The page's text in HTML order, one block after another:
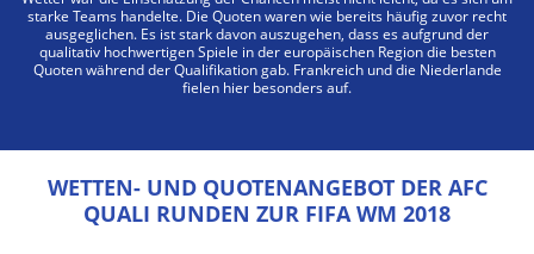
starke Teams handelte. Die Quoten waren wie bereits häufig zuvor recht
ausgeglichen. Es ist stark davon auszugehen, dass es aufgrund der
qualitativ hochwertigen Spiele in der europäischen Region die besten
Quoten während der Qualifikation gab. Frankreich und die Niederlande
fielen hier besonders auf.
WETTEN- UND QUOTENANGEBOT DER AFC
QUALI RUNDEN ZUR FIFA WM 2018